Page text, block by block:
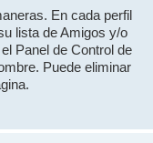
En cada perfil
lista de Amigos y/o
Panel de Control de
Puede eliminar